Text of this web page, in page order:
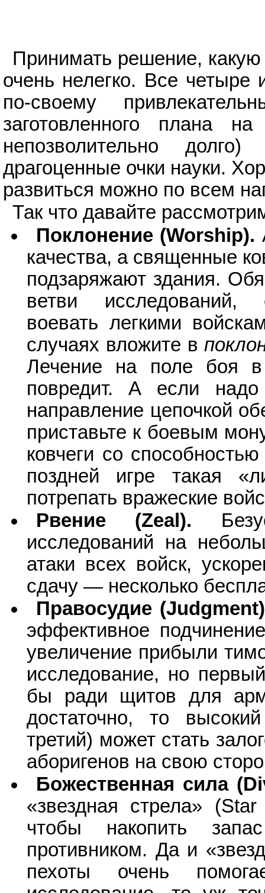
Принимать решение,
очень нелегко. Все четыре
по-своему
заготовленного плана
непозволительно
драгоценные очки науки.
развиться можно по всем
Так что давайте
Поклонение (Worship).
качества, а священные
подзаряжают здания.
ветви
воевать легкими
случаях вложите в
Лечение на поле боя
повредит. А если надо
направление цепочкой
приставьте к боевым
ковчеги со
поздней игре такая
потрепать вражеские
Рвение (Zeal).
исследований на
атаки всех войск,
сдачу — несколько
Правосудие
эффективное
увеличение прибыли
исследование, но
бы ради щитов для
достаточно, то
третий) может стать
аборигенов на свою
Божественная сила
«звездная стрела»
чтобы накопить
противником. Да и
пехоты очень